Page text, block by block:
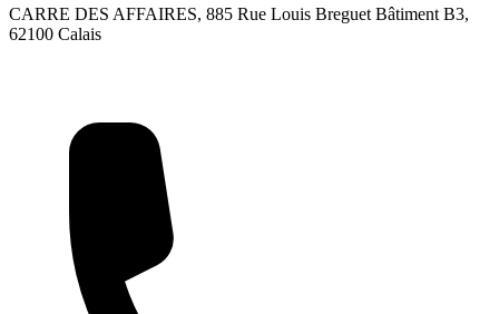
CARRE DES AFFAIRES, 885 Rue Louis Breguet Bâtiment B3,
62100 Calais